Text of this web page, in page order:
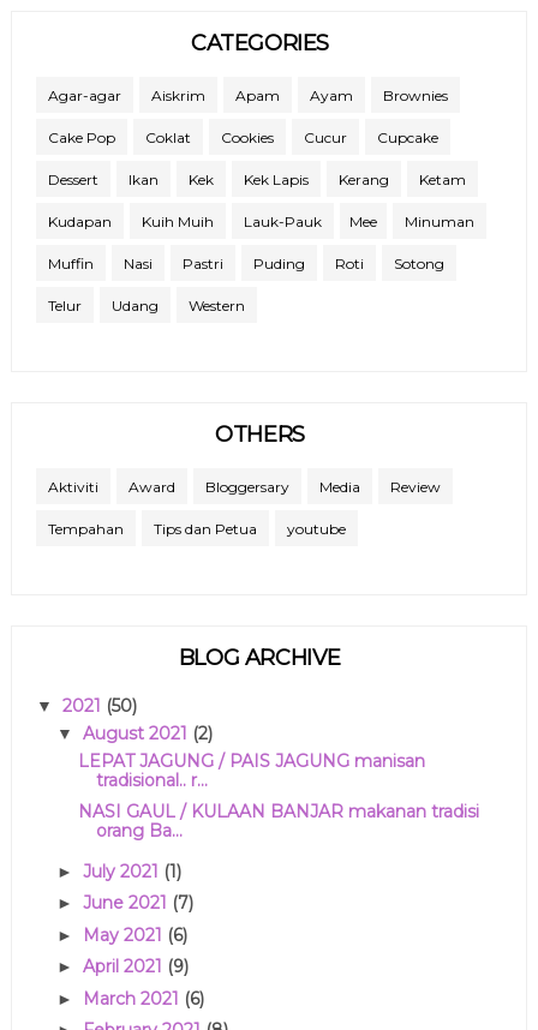
CATEGORIES
Agar-agar Aiskrim Apam Ayam Brownies
Cake Pop Coklat Cookies Cucur Cupcake
Dessert Ikan Kek Kek Lapis Kerang Ketam
Kudapan Kuih Muih Lauk-Pauk Mee Minuman
Muffin Nasi Pastri Puding Roti Sotong
Telur Udang Western
OTHERS
Aktiviti Award Bloggersary Media Review
Tempahan Tips dan Petua youtube
BLOG ARCHIVE
▼ 2021 (50)
▼ August 2021 (2)
LEPAT JAGUNG / PAIS JAGUNG manisan
tradisional.. r...
NASI GAUL / KULAAN BANJAR makanan tradisi
orang Ba...
► July 2021 (1)
► June 2021 (7)
► May 2021 (6)
► April 2021 (9)
► March 2021 (6)